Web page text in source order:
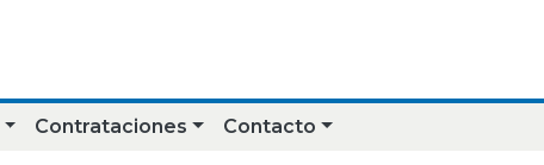
Contrataciones Contacto